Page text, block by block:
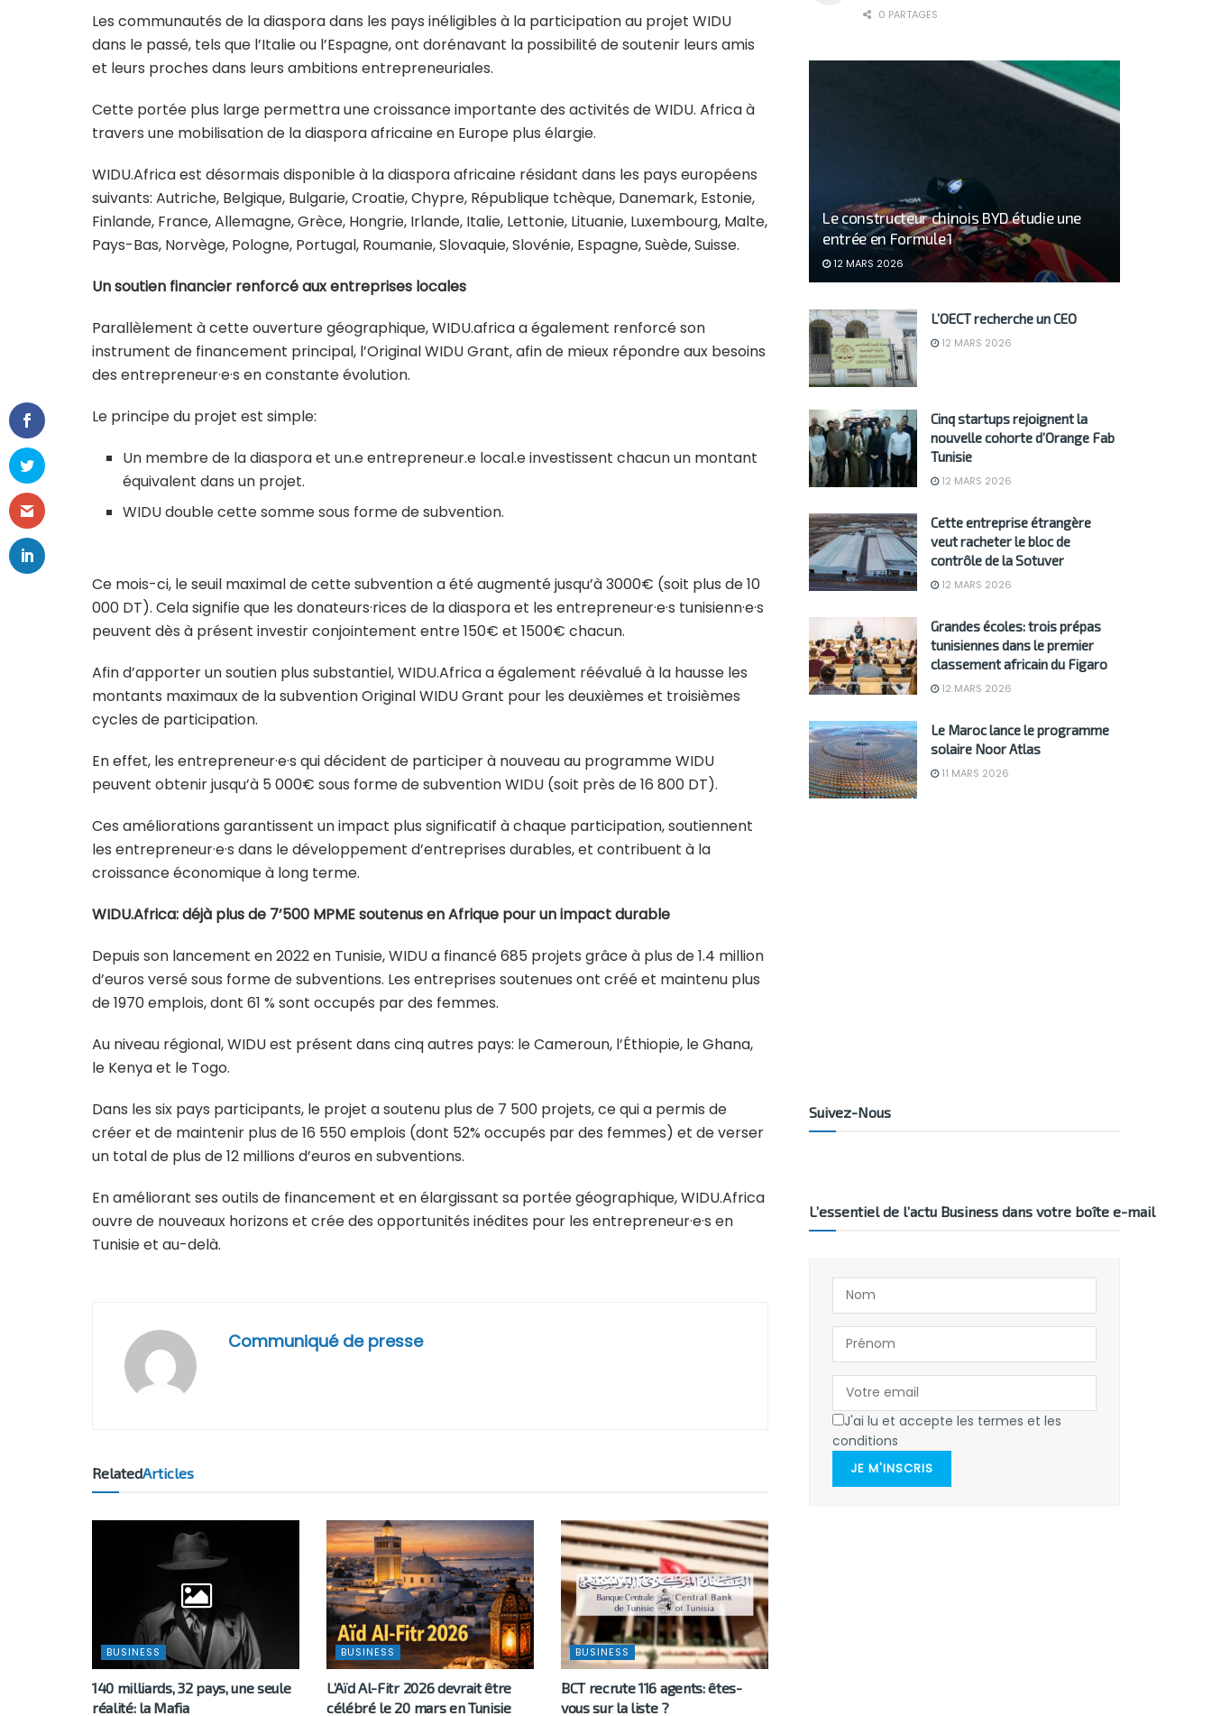
Les communautés de la diaspora dans les pays inéligibles à la participation au projet WIDU
dans le passé, tels que l’Italie ou l’Espagne, ont dorénavant la possibilité de soutenir leurs amis
et leurs proches dans leurs ambitions entrepreneuriales.
Cette portée plus large permettra une croissance importante des activités de WIDU. Africa à
travers une mobilisation de la diaspora africaine en Europe plus élargie.
WIDU.Africa est désormais disponible à la diaspora africaine résidant dans les pays européens
suivants: Autriche, Belgique, Bulgarie, Croatie, Chypre, République tchèque, Danemark, Estonie,
Finlande, France, Allemagne, Grèce, Hongrie, Irlande, Italie, Lettonie, Lituanie, Luxembourg, Malte,
Pays-Bas, Norvège, Pologne, Portugal, Roumanie, Slovaquie, Slovénie, Espagne, Suède, Suisse.
Un soutien financier renforcé aux entreprises locales
Parallèlement à cette ouverture géographique, WIDU.africa a également renforcé son
instrument de financement principal, l’Original WIDU Grant, afin de mieux répondre aux besoins
des entrepreneur·e·s en constante évolution.
Le principe du projet est simple:
Un membre de la diaspora et un.e entrepreneur.e local.e investissent chacun un montant
équivalent dans un projet.
WIDU double cette somme sous forme de subvention.
Ce mois-ci, le seuil maximal de cette subvention a été augmenté jusqu’à 3000€ (soit plus de 10
000 DT). Cela signifie que les donateurs·rices de la diaspora et les entrepreneur·e·s tunisienn·e·s
peuvent dès à présent investir conjointement entre 150€ et 1500€ chacun.
Afin d’apporter un soutien plus substantiel, WIDU.Africa a également réévalué à la hausse les
montants maximaux de la subvention Original WIDU Grant pour les deuxièmes et troisièmes
cycles de participation.
En effet, les entrepreneur·e·s qui décident de participer à nouveau au programme WIDU
peuvent obtenir jusqu’à 5 000€ sous forme de subvention WIDU (soit près de 16 800 DT).
Ces améliorations garantissent un impact plus significatif à chaque participation, soutiennent
les entrepreneur·e·s dans le développement d’entreprises durables, et contribuent à la
croissance économique à long terme.
WIDU.Africa: déjà plus de 7’500 MPME soutenus en Afrique pour un impact durable
Depuis son lancement en 2022 en Tunisie, WIDU a financé 685 projets grâce à plus de 1.4 million
d’euros versé sous forme de subventions. Les entreprises soutenues ont créé et maintenu plus
de 1970 emplois, dont 61 % sont occupés par des femmes.
Au niveau régional, WIDU est présent dans cinq autres pays: le Cameroun, l’Éthiopie, le Ghana,
le Kenya et le Togo.
Dans les six pays participants, le projet a soutenu plus de 7 500 projets, ce qui a permis de
créer et de maintenir plus de 16 550 emplois (dont 52% occupés par des femmes) et de verser
un total de plus de 12 millions d’euros en subventions.
En améliorant ses outils de financement et en élargissant sa portée géographique, WIDU.Africa
ouvre de nouveaux horizons et crée des opportunités inédites pour les entrepreneur·e·s en
Tunisie et au-delà.
Communiqué de presse
RelatedArticles
BUSINESS
140 milliards, 32 pays, une seule
réalité: la Mafia
BUSINESS
L’Aïd Al-Fitr 2026 devrait être
célébré le 20 mars en Tunisie
BUSINESS
BCT recrute 116 agents: êtes-
vous sur la liste ?
0 PARTAGES
Le constructeur chinois BYD étudie une
entrée en Formule 1
12 MARS 2026
L’OECT recherche un CEO
12 MARS 2026
Cinq startups rejoignent la
nouvelle cohorte d’Orange Fab
Tunisie
12 MARS 2026
Cette entreprise étrangère
veut racheter le bloc de
contrôle de la Sotuver
12 MARS 2026
Grandes écoles: trois prépas
tunisiennes dans le premier
classement africain du Figaro
12 MARS 2026
Le Maroc lance le programme
solaire Noor Atlas
11 MARS 2026
Suivez-Nous
L’essentiel de l’actu Business dans votre boîte e-mail
J'ai lu et accepte les termes et les
conditions
JE M'INSCRIS